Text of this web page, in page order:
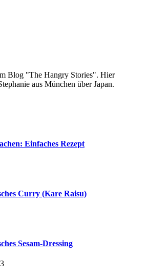
Blog "The Hangry Stories". Hier
aus München über Japan.
Einfaches Rezept
Curry (Kare Raisu)
Sesam-Dressing